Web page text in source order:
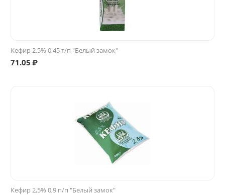
Кефир 2,5% 0,45 т/п "Белый замок"
71.05 ₽
Кефир 2,5% 0,9 п/п "Белый замок"